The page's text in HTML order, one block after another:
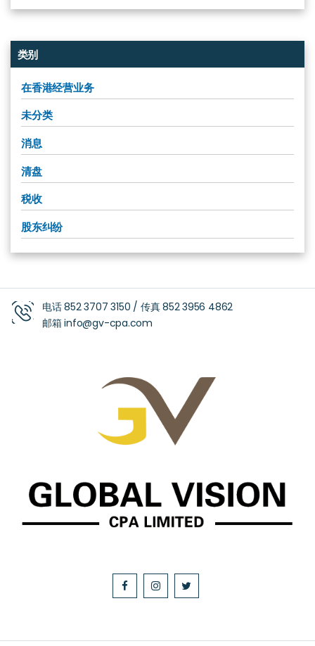
类别
在香港经营业务
未分类
消息
清盘
税收
股东纠纷
电话852 3707 3150 / 传真852 3956 4862
邮箱info@gv-cpa.com